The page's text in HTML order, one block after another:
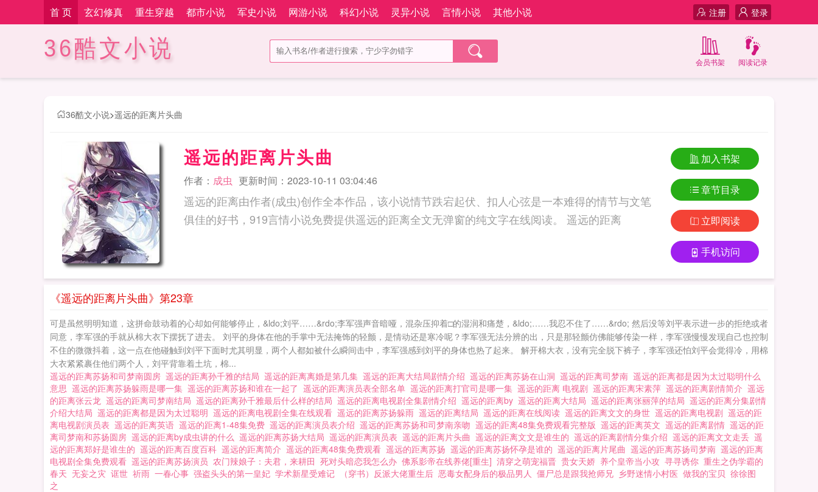
首 页 玄幻修真 重生穿越 都市小说 军史小说 网游小说 科幻小说 灵异小说 言情小说 其他小说 登录
注册
36酷文小说 阅读记录
会员书架
36酷文小说>遥远的距离片头曲
遥远的距离片头曲
作者： 成虫 更新时间：2023-10-11 03:04:46
遥远的距离由作者(成虫)创作全本作品，该小说情节跌宕起伏、扣人心弦是一本难得的情节与文笔
俱佳的好书，919言情小说免费提供遥远的距离全文无弹窗的纯文字在线阅读。 遥远的距离
加入书架
章节目录
立即阅读
手机访问
《遥远的距离片头曲》第23章
可是虽然明明知道，这拼命鼓动着的心却如何能够停止，&ldo;刘平……&rdo;李军强声音暗哑，混杂压抑着□的湿润和痛楚，&ldo;……我忍不住了……&rdo; 然后没等刘平表示进一步的拒绝或者
同意，李军强的手就从棉大衣下摆抚了进去。 刘平的身体在他的手掌中无法掩饰的轻颤，是情动还是寒冷呢？李军强无法分辨的出，只是那轻颤仿佛能够传染一样，李军强慢慢发现自己也控制
不住的微微抖着，这一点在他碰触到刘平下面时尤其明显，两个人都如被什么瞬间击中，李军强感到刘平的身体也热了起来。 解开棉大衣，没有完全脱下裤子，李军强还怕刘平会觉得冷，用棉
大衣紧紧裹住他们两个人，刘平背靠着土坑，棉...
遥远的距离苏扬和司梦南圆房 遥远的距离孙千雅的结局 遥远的距离离婚是第几集 遥远的距离大结局剧情介绍 遥远的距离苏扬在山洞 遥远的距离司梦南 遥远的距离都是因为太过聪明什么
意思 遥远的距离苏扬躲雨是哪一集 遥远的距离苏扬和谁在一起了 遥远的距离演员表全部名单 遥远的距离打官司是哪一集 遥远的距离 电视剧 遥远的距离宋素萍 遥远的距离剧情简介 遥远
的距离张云龙 遥远的距离司梦南结局 遥远的距离孙千雅最后什么样的结局 遥远的距离电视剧全集剧情介绍 遥远的距离by 遥远的距离大结局 遥远的距离张丽萍的结局 遥远的距离分集剧情
介绍大结局 遥远的距离都是因为太过聪明 遥远的距离电视剧全集在线观看 遥远的距离苏扬躲雨 遥远的距离结局 遥远的距离在线阅读 遥远的距离文文的身世 遥远的距离电视剧 遥远的距
离电视剧演员表 遥远的距离英语 遥远的距离1-48集免费 遥远的距离演员表介绍 遥远的距离苏扬和司梦南亲吻 遥远的距离48集免费观看完整版 遥远的距离英文 遥远的距离剧情 遥远的距
离司梦南和苏扬圆房 遥远的距离by成虫讲的什么 遥远的距离苏扬大结局 遥远的距离演员表 遥远的距离片头曲 遥远的距离文文是谁生的 遥远的距离剧情分集介绍 遥远的距离文文走丢 遥
远的距离郑好是谁生的 遥远的距离百度百科 遥远的距离简介 遥远的距离48集免费观看 遥远的距离苏扬 遥远的距离苏扬怀孕是谁的 遥远的距离片尾曲 遥远的距离苏扬司梦南 遥远的距离
电视剧全集免费观看 遥远的距离苏扬演员 农门辣娘子：夫君，来耕田 死对头暗恋我怎么办 佛系影帝在线养佬[重生] 清穿之萌宠福晋 贵女天娇 养个皇帝当小攻 寻寻诱你 重生之伪学霸的
春天 无妄之灾 诓世 祈雨 一春心事 强盗头头的第一皇妃 学术新星受难记 （穿书）反派大佬重生后 恶毒女配身后的极品男人 僵尸总是跟我抢师兄 乡野迷情小村医 做我的宝贝 徐徐图
之